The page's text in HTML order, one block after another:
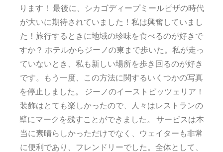
ります！ 最後に、シカゴディープミールピザの時代
が大いに期待されていました！私は興奮していまし
た！旅行するときに地域の珍味を食べるのが好きで
すか？ ホテルからジーノの東まで歩いた。私が走っ
ていないとき、私も新しい場所を歩き回るのが好き
です。もう一度、この方法に関するいくつかの写真
を停止しました。 ジーノのイーストピッツェリア！
装飾はとても楽しかったので、人々はレストランの
壁にマークを残すことができました。 サービスは本
当に素晴らしかっただけでなく、ウェイターも非常
に便利であり、フレンドリーでした。全体として、